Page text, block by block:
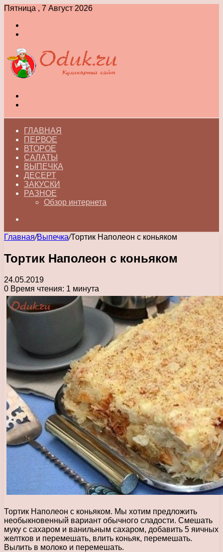
Пятница , 7 Август 2026
ГЛАВНАЯ
ПЕРВОЕ
ВТОРОЕ
САЛАТЫ
ВЫПЕЧКА
ДЕСЕРТ
ЗАКУСКИ
РАЗНОЕ
Обзор интернета
Главная/Выпечка/Тортик Наполеон с коньяком
Тортик Наполеон с коньяком
24.05.2019
0 Время чтения: 1 минута
Тортик Наполеон с коньяком. Мы хотим предложить
необыкновенный вариант обычного сладости. Смешать
муку с сахаром и ванильным сахаром, добавить 5 яичных
желтков и перемешать, влить коньяк, перемешать.
Вылить в молоко и перемешать.